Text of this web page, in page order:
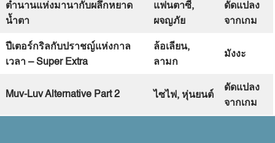
ตำนานแห่งมานากับผลึกหยาด
น้ำตา
แฟนตาซี,
ผจญภัย
ดัดแปลง
จากเกม
ปีเตอร์กริลกับปราชญ์แห่งกาล
เวลา – Super Extra
ล้อเลียน,
ลามก
มังงะ
Muv-Luv Alternative Part 2 ไซไฟ, หุ่นยนต์
ดัดแปลง
จากเกม